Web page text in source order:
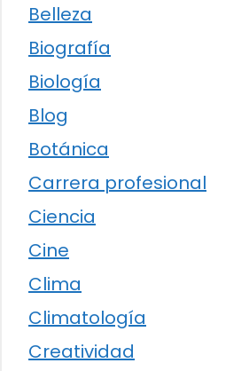
Belleza
Biografía
Biología
Blog
Botánica
Carrera profesional
Ciencia
Cine
Clima
Climatología
Creatividad